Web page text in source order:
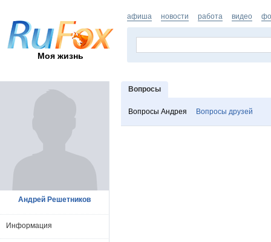
Моя жизнь
афиша новости работа видео
Вопросы
Вопросы Андрея Вопросы друзей
Андрей Решетников
Информация